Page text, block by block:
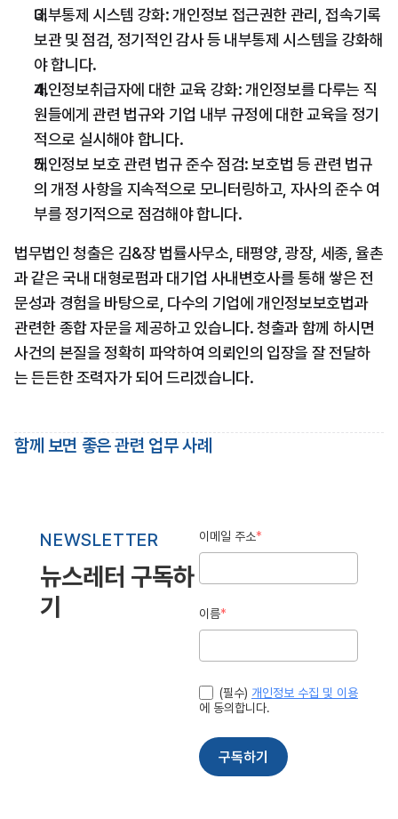
내부통제 시스템 강화: 개인정보 접근권한 관리, 접속기록
보관 및 점검, 정기적인 감사 등 내부통제 시스템을 강화해
야 합니다.
개인정보취급자에 대한 교육 강화: 개인정보를 다루는 직
원들에게 관련 법규와 기업 내부 규정에 대한 교육을 정기
적으로 실시해야 합니다.
개인정보 보호 관련 법규 준수 점검: 보호법 등 관련 법규
의 개정 사항을 지속적으로 모니터링하고, 자사의 준수 여
부를 정기적으로 점검해야 합니다.
법무법인 청출은 김&장 법률사무소, 태평양, 광장, 세종, 율촌
과 같은 국내 대형로펌과 대기업 사내변호사를 통해 쌓은 전
문성과 경험을 바탕으로, 다수의 기업에 개인정보보호법과
관련한 종합 자문을 제공하고 있습니다. 청출과 함께 하시면
사건의 본질을 정확히 파악하여 의뢰인의 입장을 잘 전달하
는 든든한 조력자가 되어 드리겠습니다.
함께 보면 좋은 관련 업무 사례